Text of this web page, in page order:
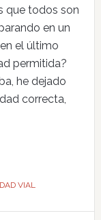
que todos son
en un
el último
permitida?
he dejado
correcta,
VIAL